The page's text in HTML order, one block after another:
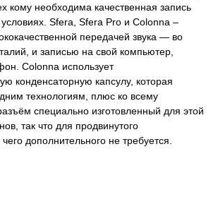
кому необходима качественная запись
Sfera, Sfera Pro и Colonna –
передачей звука — во
и записью на свой компьютер,
Colonna использует
конденсаторную капсулу, которая
технологиям, плюс ко всему
специально изготовленный для этой
так что для продвинутого
дополнительного не требуется.